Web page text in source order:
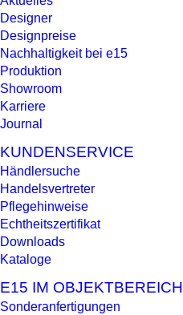
Designer
Designpreise
Nachhaltigkeit bei e15
Produktion
Showroom
Karriere
Journal
KUNDENSERVICE
Händlersuche
Handelsvertreter
Pflegehinweise
Echtheitszertifikat
Downloads
Kataloge
E15 IM OBJEKTBEREICH
Sonderanfertigungen